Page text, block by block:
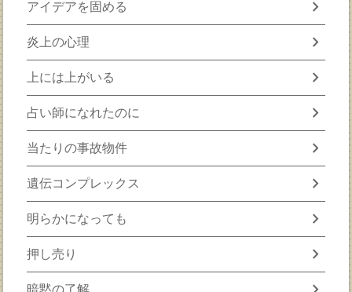
アイデアを固める chevron_right
炎上の心理 chevron_right
上には上がいる chevron_right
占い師になれたのに chevron_right
当たりの事故物件 chevron_right
遺伝コンプレックス chevron_right
明らかになっても chevron_right
押し売り chevron_right
暗黙の了解